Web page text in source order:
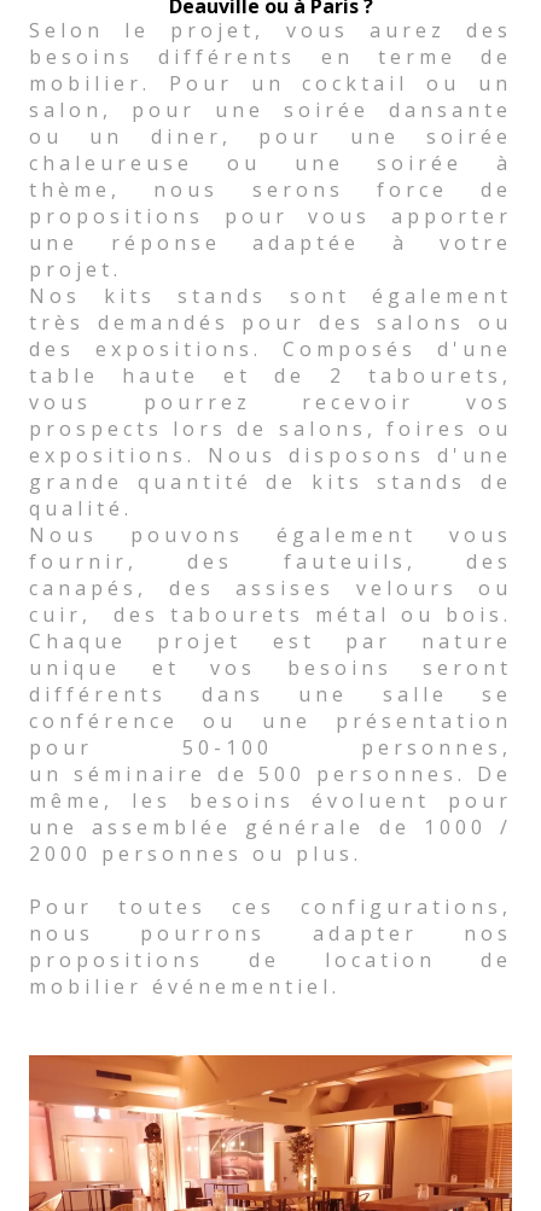
Deauville ou à Paris ?
Selon le projet, vous aurez des
besoins différents en terme de
mobilier. Pour un cocktail ou un
salon, pour une soirée dansante
ou un diner, pour une soirée
chaleureuse ou une soirée à
thème, nous serons force de
propositions pour vous apporter
une réponse adaptée à votre
projet.
Nos kits stands sont également
très demandés pour des salons ou
des expositions. Composés d'une
table haute et de 2 tabourets,
vous pourrez recevoir vos
prospects lors de salons, foires ou
expositions. Nous disposons d'une
grande quantité de kits stands de
qualité.
Nous pouvons également vous
fournir, des fauteuils, des
canapés, des assises velours ou
cuir, des tabourets métal ou bois.
Chaque projet est par nature
unique et vos besoins seront
différents dans une salle se
conférence ou une présentation
pour 50-100 personnes,
un séminaire de 500 personnes. De
même, les besoins évoluent pour
une assemblée générale de 1000 /
2000 personnes ou plus.
Pour toutes ces configurations,
nous pourrons adapter nos
propositions de location de
mobilier événementiel.